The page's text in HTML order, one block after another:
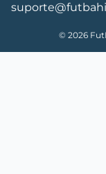
© 2026